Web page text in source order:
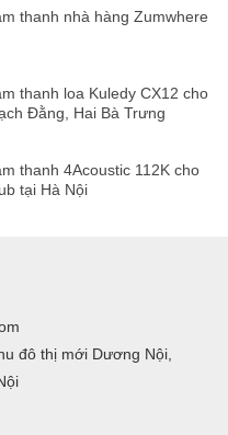
thanh nhà hàng Zumwhere
thanh loa Kuledy CX12 cho
Đằng, Hai Bà Trưng
thanh 4Acoustic 112K cho
tại Hà Nội
đô thị mới Dương Nội,